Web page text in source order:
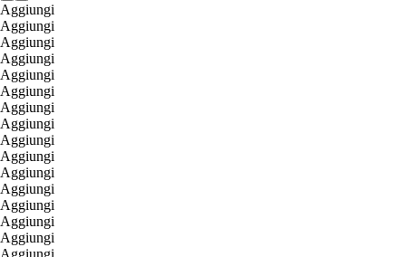
Aggiungi
Aggiungi
Aggiungi
Aggiungi
Aggiungi
Aggiungi
Aggiungi
Aggiungi
Aggiungi
Aggiungi
Aggiungi
Aggiungi
Aggiungi
Aggiungi
Aggiungi
Aggiungi